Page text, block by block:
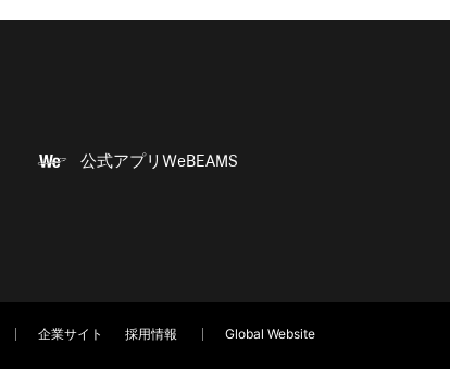
公式アプリWeBEAMS
企業サイト 採用情報 Global Website